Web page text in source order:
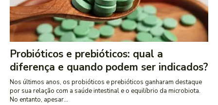
Probióticos e prebióticos: qual a
diferença e quando podem ser indicados?
Nos últimos anos, os probióticos e prebióticos ganharam destaque
por sua relação com a saúde intestinal e o equilíbrio da microbiota.
No entanto, apesar...